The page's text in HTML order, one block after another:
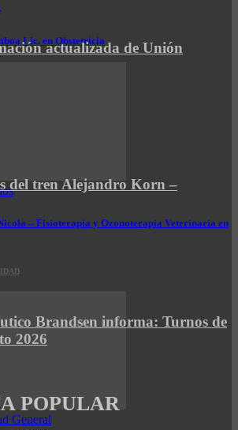
Lic. en Obstetricia
– Fisioterapia y Ozonoterapia Veterinaria en
General
actualizada de Unión
del tren Alejandro Korn –
Brandsen informa: Turnos de
2026
POPULAR